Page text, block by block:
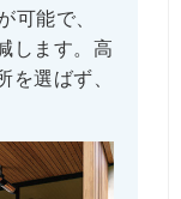
可能で、
します。高
を選ばず、